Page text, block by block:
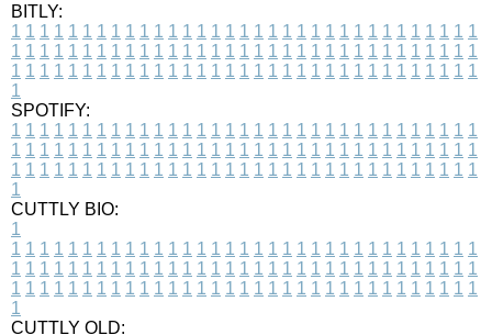
BITLY:
1 1 1 1 1 1 1 1 1 1 1 1 1 1 1 1 1 1 1 1 1 1 1 1 1 1 1 1 1 1 1 1 1
1 1 1 1 1 1 1 1 1 1 1 1 1 1 1 1 1 1 1 1 1 1 1 1 1 1 1 1 1 1 1 1 1
1 1 1 1 1 1 1 1 1 1 1 1 1 1 1 1 1 1 1 1 1 1 1 1 1 1 1 1 1 1 1 1 1
1
SPOTIFY:
1 1 1 1 1 1 1 1 1 1 1 1 1 1 1 1 1 1 1 1 1 1 1 1 1 1 1 1 1 1 1 1 1
1 1 1 1 1 1 1 1 1 1 1 1 1 1 1 1 1 1 1 1 1 1 1 1 1 1 1 1 1 1 1 1 1
1 1 1 1 1 1 1 1 1 1 1 1 1 1 1 1 1 1 1 1 1 1 1 1 1 1 1 1 1 1 1 1 1
1
CUTTLY BIO:
1
1 1 1 1 1 1 1 1 1 1 1 1 1 1 1 1 1 1 1 1 1 1 1 1 1 1 1 1 1 1 1 1 1
1 1 1 1 1 1 1 1 1 1 1 1 1 1 1 1 1 1 1 1 1 1 1 1 1 1 1 1 1 1 1 1 1
1 1 1 1 1 1 1 1 1 1 1 1 1 1 1 1 1 1 1 1 1 1 1 1 1 1 1 1 1 1 1 1 1
1
CUTTLY OLD: